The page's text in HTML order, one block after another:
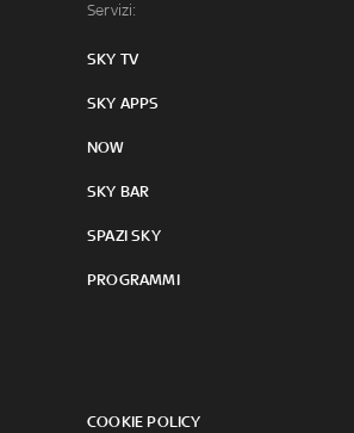
Servizi:
SKY TV
SKY APPS
NOW
SKY BAR
SPAZI SKY
PROGRAMMI
COOKIE POLICY